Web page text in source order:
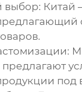
выбор: Китай
под